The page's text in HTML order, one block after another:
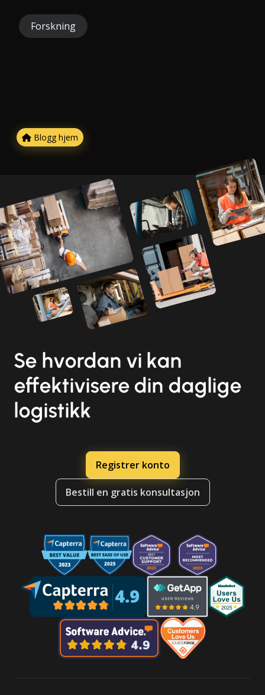
Forskning
Blogg hjem
Se hvordan vi kan
effektivisere din daglige
logistikk
Registrer konto
Bestill en gratis konsultasjon